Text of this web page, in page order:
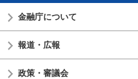
金融庁について
報道・広報
政策・審議会